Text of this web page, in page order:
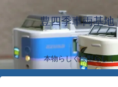
豊四季車両基
本物らしく模型らし